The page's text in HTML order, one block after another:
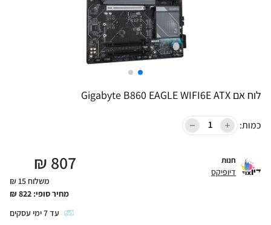
לוח אם Gigabyte B860 EAGLE WIFI6E ATX
כמות:
חנות
דיופיקס 807
₪
משלוח 15 ₪
מחיר סופי: 822
₪
עד7ימי עסקים